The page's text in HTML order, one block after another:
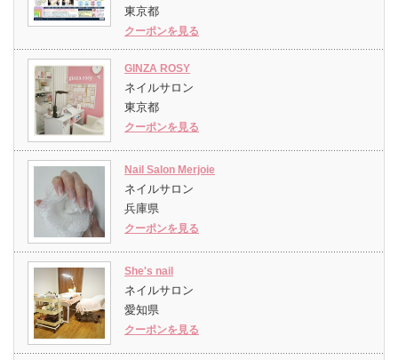
東京都
クーポンを見る
GINZA ROSY
ネイルサロン
東京都
クーポンを見る
Nail Salon Merjoie
ネイルサロン
兵庫県
クーポンを見る
She's nail
ネイルサロン
愛知県
クーポンを見る